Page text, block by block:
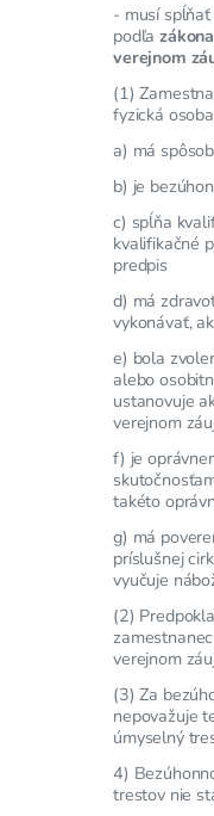
- musí
podľa
verejnom
(1)
fyzická
a) má
b) je
c) spĺňa
kvalifikačné
predpis
d) má
vykonávať,
e) bola
alebo
ustanovuje
verejnom
f) je
takéto
g) má
príslušnej
vyučuje
(2)
verejnom
(3) Za
nepovažuje
úmyselný
4)
trestov nie